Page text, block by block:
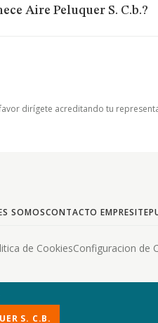
Aire Peluquer S. C.b.?
dirígete acreditando tu
SOMOSCONTACTO EMPRESITE
de CookiesConfiguracion de
S. C.B.